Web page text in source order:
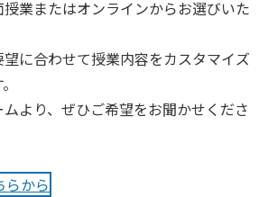
業またはオンラインからお選びいた
に合わせて授業内容をカスタマイズ
より、ぜひご希望をお聞かせくださ
らから